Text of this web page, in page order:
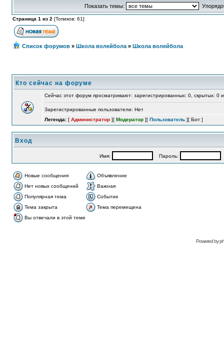
Показать темы:
Страница 1 из 2 [Топиков: 61]
Список форумов » Школа волейбола » Школа волейбола
Кто сейчас на форуме
Сейчас этот форум просматривают: зарегистрированных: 0, скрытых: 0
Зарегистрированные пользователи: Нет
Легенда: [ Администратор ][ Модератор ][ Пользователь ][ Бот ]
Вход
Имя: Пароль:
Новые сообщения
Объявление
Нет новых сообщений
Важная
Популярная тема
Событие
Тема закрыта
Тема перемещена
Вы отвечали в этой теме
Рowered bу